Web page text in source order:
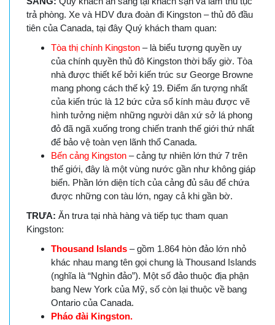
trả phòng. Xe và HDV đưa đoàn đi Kingston – thủ đô đầu
tiên của Canada, tại đây Quý khách tham quan:
Tòa thị chính Kingston– là biểu tượng quyền uy
của chính quyền thủ đô Kingston thời bấy giờ. Tòa
nhà được thiết kế bởi kiến trúc sư George Browne
mang phong cách thế kỷ 19. Điểm ấn tượng nhất
của kiến trúc là 12 bức cửa sổ kính màu được vẽ
hình tưởng niệm những người dân xứ sở lá phong
đỏ đã ngã xuống trong chiến tranh thế giới thứ nhất
để bảo vệ toàn vẹn lãnh thổ Canada.
Bến cảng Kingston– cảng tự nhiên lớn thứ 7 trên
thế giới, đây là một vùng nước gần như không giáp
biển. Phần lớn diện tích của cảng đủ sâu để chứa
được những con tàu lớn, ngay cả khi gần bờ.
TRƯA: Ăn trưa tại nhà hàng và tiếp tục tham quan
Kingston:
Thousand Islands – gồm 1.864 hòn đảo lớn nhỏ
khác nhau mang tên gọi chung là Thousand Islands
(nghĩa là “Nghìn đảo”). Một số đảo thuộc địa phận
bang New York của Mỹ, số còn lại thuộc về bang
Ontario của Canada.
Pháo đài Kingston.